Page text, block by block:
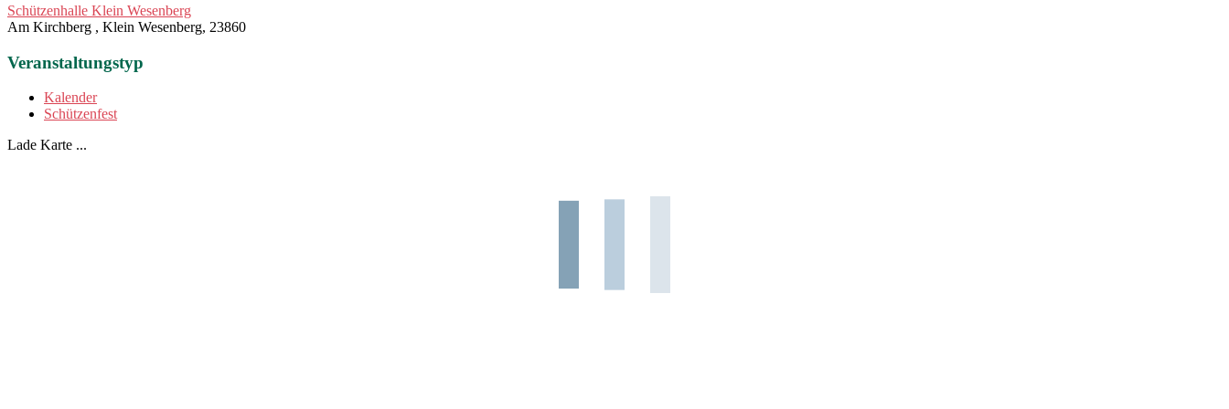
Schützenhalle Klein Wesenberg
Am Kirchberg , Klein Wesenberg, 23860
Veranstaltungstyp
Kalender
Schützenfest
Lade Karte ...